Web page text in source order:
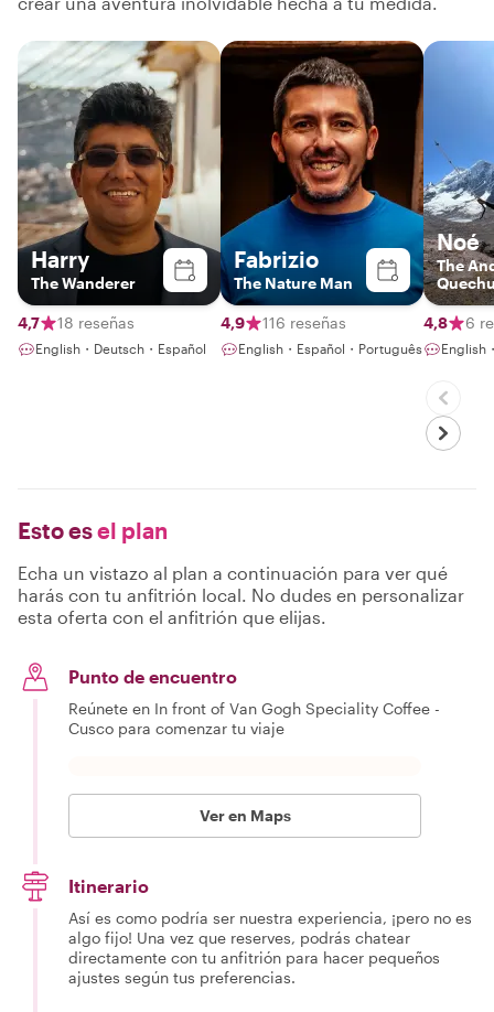
Harry
The Wanderer
4,7 18 reseñas
English・Deutsch・Español
Fabrizio
The Nature Man
4,9 116 reseñas
English・Español・Português
Noé
The
4,8 6
English
Esto esel plan
Echa un vistazo al plan a continuación para ver qué
harás con tu anfitrión local. No dudes en personalizar
esta oferta con el anfitrión que elijas.
Punto de encuentro
Reúnete en In front of Van Gogh Speciality Coffee -
Cusco para comenzar tu viaje
Ver en Maps
Itinerario
Así es como podría ser nuestra experiencia, ¡pero no es
algo fijo! Una vez que reserves, podrás chatear
directamente con tu anfitrión para hacer pequeños
ajustes según tus preferencias.